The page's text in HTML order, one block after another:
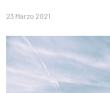
23 Marzo 2021